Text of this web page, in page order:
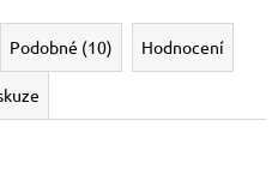
Podobné (10) Hodnocení